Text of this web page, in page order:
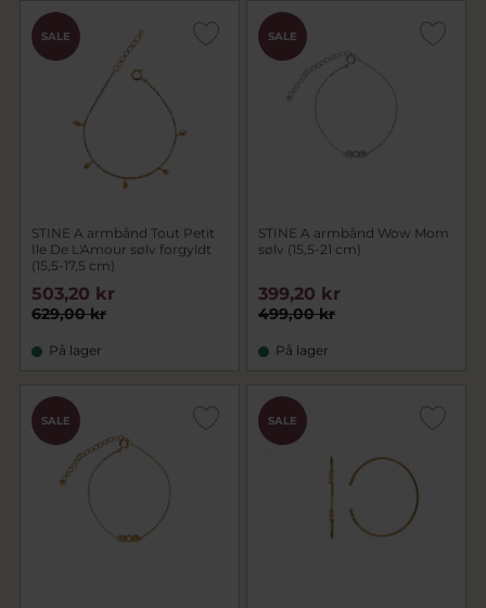
SALE
STINE A armbånd Tout Petit
Ile De L'Amour sølv forgyldt
(15,5-17,5 cm)
629,00 kr
503,20 kr
På lager
SALE
STINE A armbånd Wow Mom
sølv (15,5-21 cm)
499,00 kr
399,20 kr
På lager
SALE SALE